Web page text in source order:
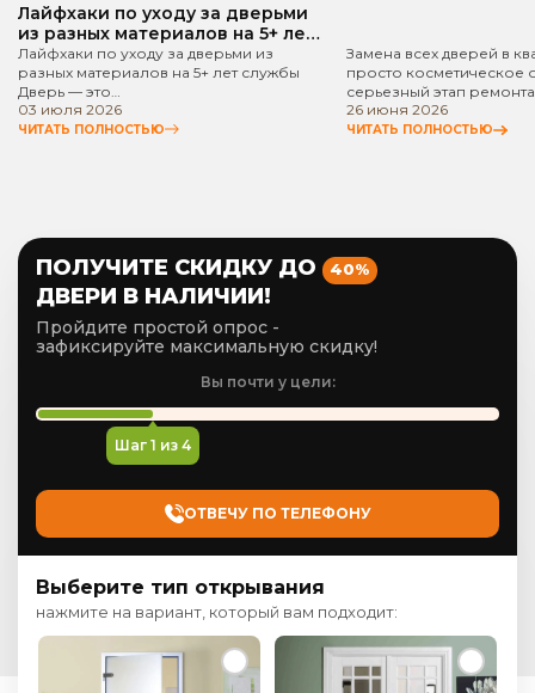
Лайфхаки по уходу за дверьми
из разных материалов на 5+ лет
службы
Лайфхаки по уходу за дверьми из
разных материалов на 5+ лет службы
Дверь — это…
03 июля 2026
ЧИТАТЬ ПОЛНОСТЬЮ
Замена всех дверей в
просто косметическое
серьезный этап
26 июня 2026
ЧИТАТЬ ПОЛНОСТЬЮ
ПОЛУЧИТЕ СКИДКУ ДО 40%
ДВЕРИ В НАЛИЧИИ!
Пройдите простой опрос -
зафиксируйте максимальную скидку!
Вы почти у цели:
Шаг 1 из 4
ОТВЕЧУ ПО ТЕЛЕФОНУ
Выберите тип открывания
нажмите на вариант, который вам подходит: